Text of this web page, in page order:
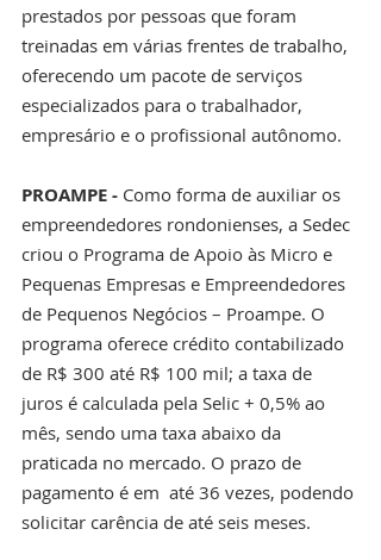
prestados por pessoas que foram
treinadas em várias frentes de trabalho,
oferecendo um pacote de serviços
especializados para o trabalhador,
empresário e o profissional autônomo.
PROAMPE - Como forma de auxiliar os
empreendedores rondonienses, a Sedec
criou o Programa de Apoio às Micro e
Pequenas Empresas e Empreendedores
de Pequenos Negócios – Proampe. O
programa oferece crédito contabilizado
de R$ 300 até R$ 100 mil; a taxa de
juros é calculada pela Selic + 0,5% ao
mês, sendo uma taxa abaixo da
praticada no mercado. O prazo de
pagamento é em  até 36 vezes, podendo
solicitar carência de até seis meses.